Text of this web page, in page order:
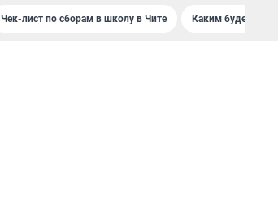
Чек-лист по сборам в школу в Чите Каким будет